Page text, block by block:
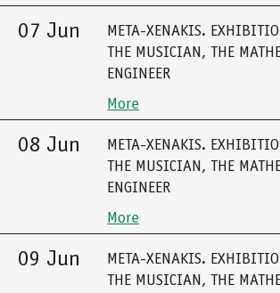
07 Jun
META-XENAKIS.
THE MUSICIAN, THE
ENGINEER
More
08 Jun
META-XENAKIS.
THE MUSICIAN, THE
ENGINEER
More
09 Jun
META-XENAKIS.
THE MUSICIAN, THE